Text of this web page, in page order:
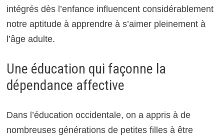
intégrés dès l’enfance influencent considérablement
notre aptitude à apprendre à s’aimer pleinement à
l’âge adulte.
Une éducation qui façonne la
dépendance affective
Dans l’éducation occidentale, on a appris à de
nombreuses générations de petites filles à être